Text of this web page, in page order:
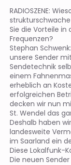
RADIOSZENE:
Sie die Vorteile
Frequenzen?
Stephan
unsere Sender
Sendetechnik
einem
erheblich an
erfolgreichen
decken wir nun
St. Wendel das
Deshalb haben
landesweite
im Saarland ein
Diese Lokalfunk-
Die neuen